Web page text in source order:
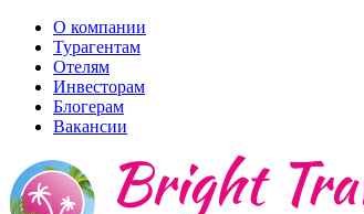
О компании
Турагентам
Отелям
Инвесторам
Блогерам
Вакансии